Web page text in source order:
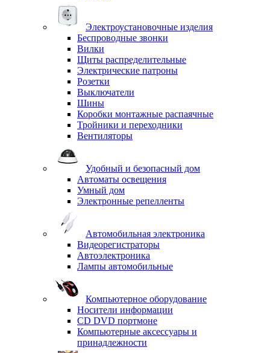
Электроустановочные изделия
Беспроводные звонки
Вилки
Щиты распределительные
Электрические патроны
Розетки
Выключатели
Шины
Коробки монтажные распаячные
Тройники и переходники
Вентиляторы
Удобный и безопасный дом
Автоматы освещения
Умный дом
Электронные репелленты
Автомобильная электроника
Видеорегистраторы
Автоэлектроника
Лампы автомобильные
Компьютерное оборудование
Носители информации
CD DVD портмоне
Компьютерные аксессуары и
принадлежности